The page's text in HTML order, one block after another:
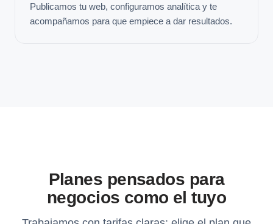
Publicamos tu web, configuramos analítica y te
acompañamos para que empiece a dar resultados.
Planes pensados para
negocios como el tuyo